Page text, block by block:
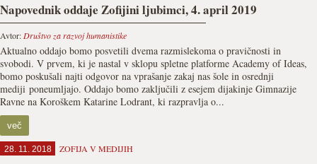
Napovednik oddaje Zofijini ljubimci, 4. april 2019
Avtor: Društvo za razvoj humanistike
Aktualno oddajo bomo posvetili dvema razmislekoma o pravičnosti in
svobodi. V prvem, ki je nastal v sklopu spletne platforme Academy of Ideas,
bomo poskušali najti odgovor na vprašanje zakaj nas šole in osrednji
mediji poneumljajo. Oddajo bomo zaključili z esejem dijakinje Gimnazije
Ravne na Koroškem Katarine Lodrant, ki razpravlja o...
več
28. 11. 2018 ZOFIJA V MEDIJIH